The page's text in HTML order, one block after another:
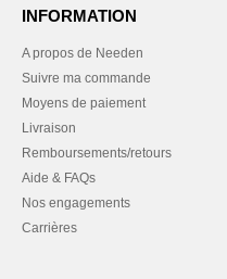
INFORMATION
A propos de Needen
Suivre ma commande
Moyens de paiement
Livraison
Remboursements/retours
Aide & FAQs
Nos engagements
Carrières